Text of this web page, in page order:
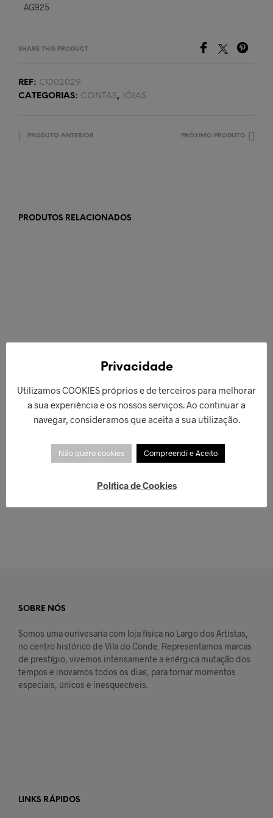
AG925
SHARE THIS PRODUCT
REF: CO02029
CATEGORIAS: CONTAS, JÓIAS
PRODUTO ANTERIOR PRÓXIMO PRODUTO
PRODUTOS RELACIONADOS
€82,00
ADICIONAR
SOBRE NÓS
Somos uma ourivesaria com loja física no Largo dos Artistas,
no centro histórico de Vila do Conde. Representamos marcas
de prestígio, vivemos intensamente a enérgica mutação dos
tempos e inovamos todos os dias, para tornar momentos
especiais, únicos e inesquecíveis.
LINKS RÁPIDOS
Privacidade
Utilizamos COOKIES próprios e de terceiros para melhorar
a sua experiência e os nossos serviços. Ao continuar a
navegar, consideramos que aceita a sua utilização.
Não quero cookies Compreendi e Aceito
Política de Cookies